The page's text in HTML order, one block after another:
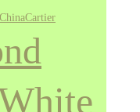
ChinaCartier